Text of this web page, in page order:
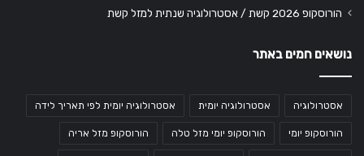
הורוסקופ 2026 קשת / אסטרולוגיה שנתית למזל קשת
נושאים חמים באתר
אסטרולוגיה אסטרולוגיה יומית אסטרולוגיה יומית לפי תאריך לידה
הורוסקופ יומי הורוסקופ יומי מזל טלה הורוסקופ מזל אריה